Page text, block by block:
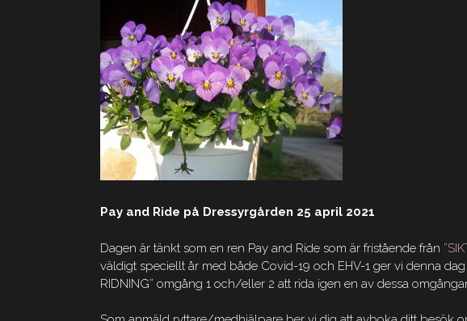
Pay and Ride på Dressyrgården 25 april 2021
Dagen är tänkt som en ren Pay and Ride som är fristående från
väldigt speciellt år med både Covid-19 och EHV-1 ger vi denna
RIDNING” omgång 1 och/eller 2 att rida igen en av dessa